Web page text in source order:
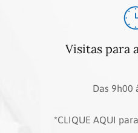
Visitas para
Das 9h00
*CLIQUE AQUI